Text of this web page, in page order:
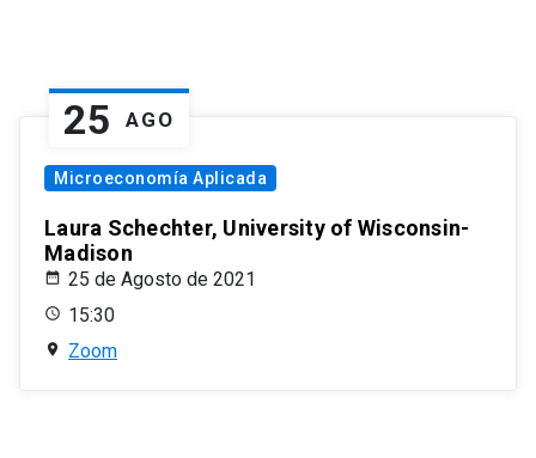
25 AGO
Microeconomía Aplicada
Laura Schechter, University of Wisconsin-
Madison
25 de Agosto de 2021
15:30
Zoom